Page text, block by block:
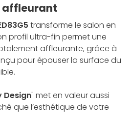
affleurant
transforme le salon en
profil ultra-fin permet une
affleurante, grâce à
pour épouser la surface du
Design" met en valeur aussi
que l’esthétique de votre